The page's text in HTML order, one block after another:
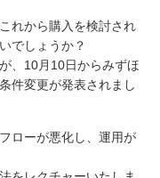
れから購入を検討され
でしょうか？
、10月10日からみずほ
件変更が発表されまし
ローが悪化し、運用が